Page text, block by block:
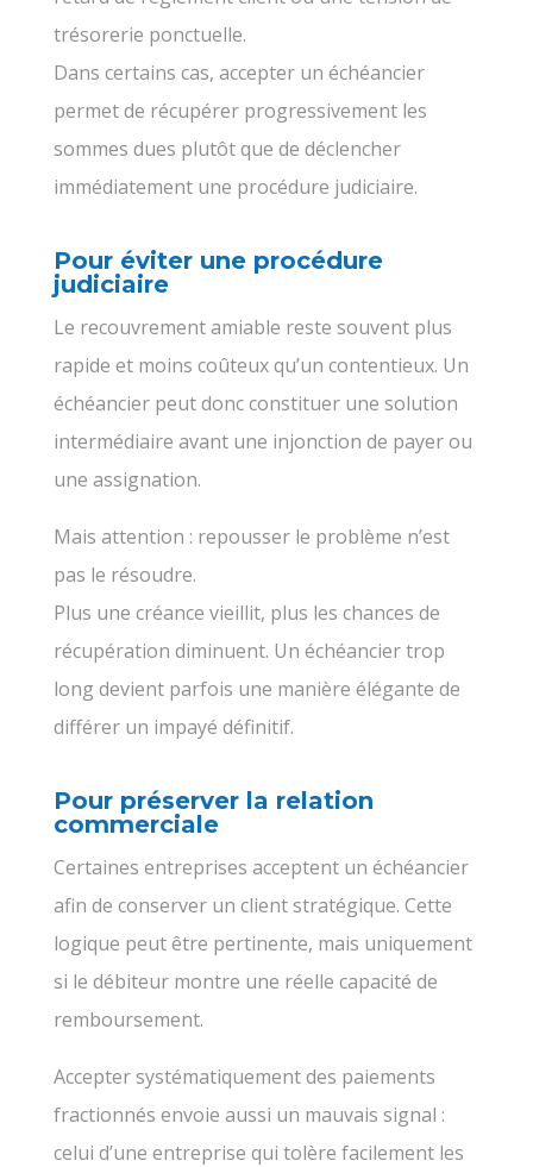
trésorerie ponctuelle.
Dans certains cas, accepter un échéancier
permet de récupérer progressivement les
sommes dues plutôt que de déclencher
immédiatement une procédure judiciaire.
Pour éviter une procédure
judiciaire
Le recouvrement amiable reste souvent plus
rapide et moins coûteux qu’un contentieux. Un
échéancier peut donc constituer une solution
intermédiaire avant une injonction de payer ou
une assignation.
Mais attention : repousser le problème n’est
pas le résoudre.
Plus une créance vieillit, plus les chances de
récupération diminuent. Un échéancier trop
long devient parfois une manière élégante de
différer un impayé définitif.
Pour préserver la relation
commerciale
Certaines entreprises acceptent un échéancier
afin de conserver un client stratégique. Cette
logique peut être pertinente, mais uniquement
si le débiteur montre une réelle capacité de
remboursement.
Accepter systématiquement des paiements
fractionnés envoie aussi un mauvais signal :
celui d’une entreprise qui tolère facilement les